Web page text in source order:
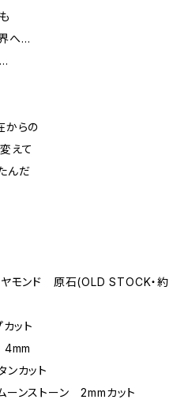
へ…
からの
えて
んだ
ヤモンド 原石(OLD STOCK・約
ット
4mm
カット
ーンストーン 2mmカット